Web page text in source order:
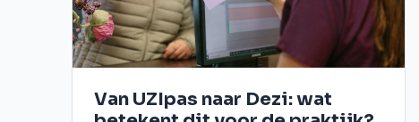
Van UZIpas naar Dezi: wat